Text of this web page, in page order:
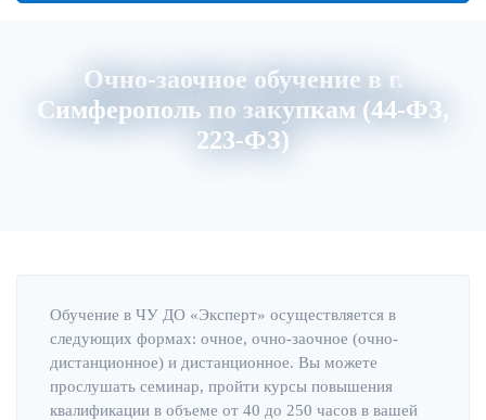
Очно-заочное обучение в г.
Симферополь по закупкам (44-ФЗ,
223-ФЗ)
Обучение в ЧУ ДО «Эксперт» осуществляется в
следующих формах: очное, очно-заочное (очно-
дистанционное) и дистанционное. Вы можете
прослушать семинар, пройти курсы повышения
квалификации в объеме от 40 до 250 часов в вашей